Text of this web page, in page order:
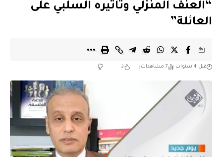
“العنف المنزلي وتأثيره السلبي على
العائلة”
قبل 4 سنوات 7 مشاهدات 2